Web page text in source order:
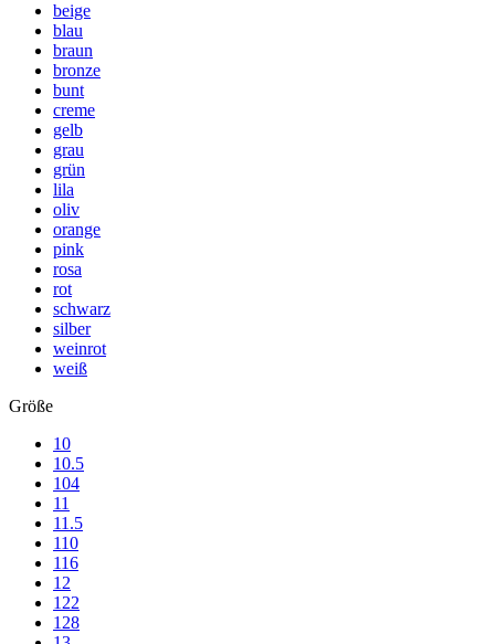
beige
blau
braun
bronze
bunt
creme
gelb
grau
grün
lila
oliv
orange
pink
rosa
rot
schwarz
silber
weinrot
weiß
Größe
10
10.5
104
11
11.5
110
116
12
122
128